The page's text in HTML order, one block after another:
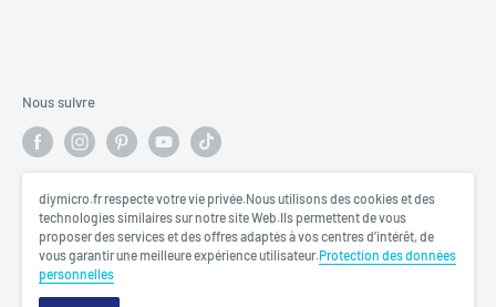
Nous suivre
Nous acceptons
diymicro.fr respecte votre vie privée.Nous utilisons des cookies et des
technologies similaires sur notre site Web.Ils permettent de vous
proposer des services et des offres adaptés à vos centres d’intérêt, de
vous garantir une meilleure expérience utilisateur.Protection des données
personnelles